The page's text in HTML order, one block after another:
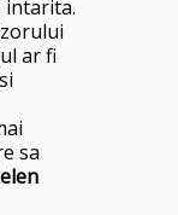
intarita.
ar fi
sa